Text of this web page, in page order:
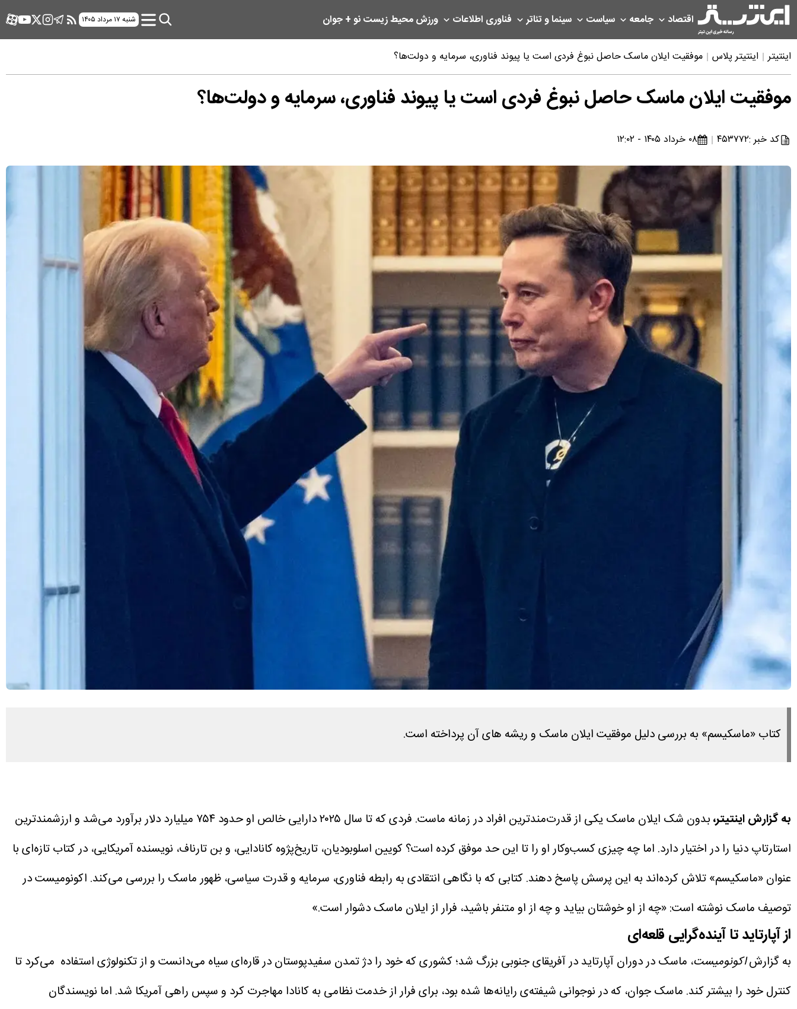
اقتصاد جامعه سیاست سینما و تئاتر فناوری اطلاعات ورزشمحیط زیستنو + جوان شنبه ۱۷ مرداد ۱۴۰۵
اینتیتر اینتیتر پلاس موفقیت ایلان ماسک حاصل نبوغ فردی است یا پیوند فناوری، سرمایه و دولت‌ها؟
موفقیت ایلان ماسک حاصل نبوغ فردی است یا پیوند فناوری، سرمایه و دولت‌ها؟
کد خبر :۴۵۳۷۷۲ ۰۸ خرداد ۱۴۰۵ - ۱۲:۰۲
کتاب «ماسکیسم» به بررسی دلیل موفقیت ایلان ماسک و ریشه های آن پرداخته است.
به گزارش اینتیتر،
بدون شک ایلان ماسک یکی از قدرت‌مندترین افراد در زمانه ماست. فردی که تا سال ۲۰۲۵ دارایی خالص او حدود ۷۵۴ میلیارد دلار برآورد می‌شد و ارزشمندترین
استارتاپ دنیا را در اختیار دارد. اما چه چیزی کسب‌وکار او را تا این حد موفق کرده است؟ کویین اسلوبودیان، تاریخ‌پژوه کانادایی، و بن تارناف، نویسنده آمریکایی، در کتاب تازه‌ای با
عنوان «ماسکیسم» تلاش کرده‌اند به این پرسش پاسخ دهند. کتابی که با نگاهی انتقادی به رابطه فناوری، سرمایه و قدرت سیاسی، ظهور ماسک را بررسی می‌کند. اکونومیست در
توصیف ماسک نوشته است: «چه از او خوشتان بیاید و چه از او متنفر باشید، فرار از ایلان ماسک دشوار است.»
از آپارتاید تا آینده‌گرایی قلعه‌ای
به گزارشاکونومیست، ماسک در دوران آپارتاید در آفریقای جنوبی بزرگ شد؛ کشوری که خود را دژ تمدن سفیدپوستان در قاره‌ای سیاه می‌دانست و از تکنولوژی استفاده می‌کرد تا
کنترل خود را بیشتر کند. ماسک جوان، که در نوجوانی شیفته‌ی رایانه‌ها شده بود، برای فرار از خدمت نظامی به کانادا مهاجرت کرد و سپس راهی آمریکا شد. اما نویسندگان